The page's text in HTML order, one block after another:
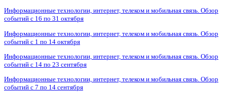
Информационные технологии, интернет, телеком и мобильная связь. Обзор
событий с 16 по 31 октября
Информационные технологии, интернет, телеком и мобильная связь. Обзор
событий с 1 по 14 октября
Информационные технологии, интернет, телеком и мобильная связь. Обзор
событий с 14 по 23 сентября
Информационные технологии, интернет, телеком и мобильная связь. Обзор
событий с 7 по 14 сентября